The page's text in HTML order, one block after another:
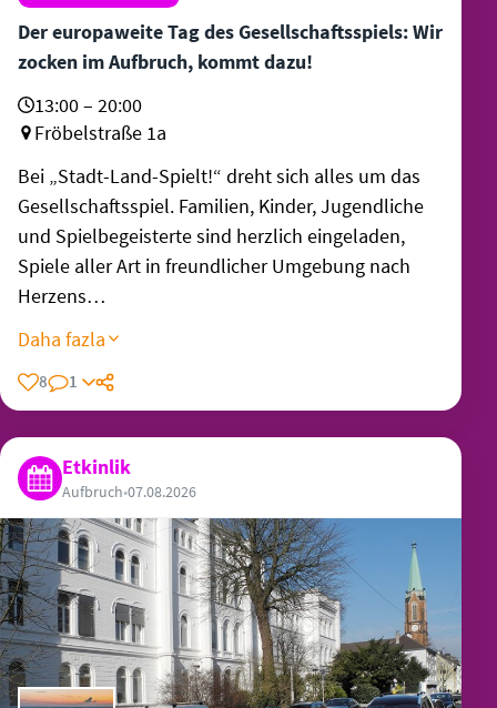
Der europaweite Tag des Gesellschaftsspiels: Wir
zocken im Aufbruch, kommt dazu!
13:00 – 20:00
Fröbelstraße 1a
Bei „Stadt-Land-Spielt!“ dreht sich alles um das
Gesellschaftsspiel. Familien, Kinder, Jugendliche
und Spielbegeisterte sind herzlich eingeladen,
Spiele aller Art in freundlicher Umgebung nach
Herzens…
Daha fazla
8 1
Etkinlik
Aufbruch•07.08.2026